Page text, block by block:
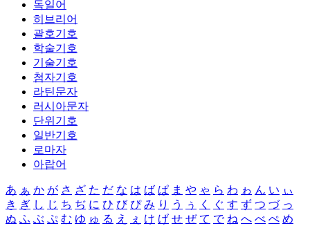
독일어
히브리어
괄호기호
학술기호
기술기호
첨자기호
라틴문자
러시아문자
단위기호
일반기호
로마자
아랍어
あ ぁ か が さ ざ た だ な は ば ぱ ま や ゃ ら わ ゎ ん い ぃ
き ぎ し じ ち ぢ に ひ び ぴ み り う ぅ く ぐ す ず つ づ っ
ぬ ふ ぶ ぷ む ゆ ゅ る え ぇ け げ せ ぜ て で ね へ べ ぺ め